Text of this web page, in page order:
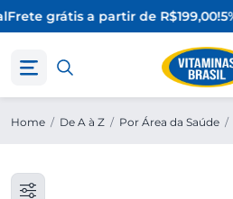
Frete grátis a partir de R$199,00!
Home / De A à Z / Por Área da Saúde /